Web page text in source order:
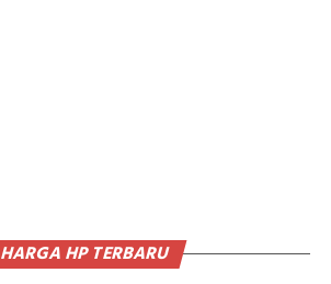
HARGA HP TERBARU